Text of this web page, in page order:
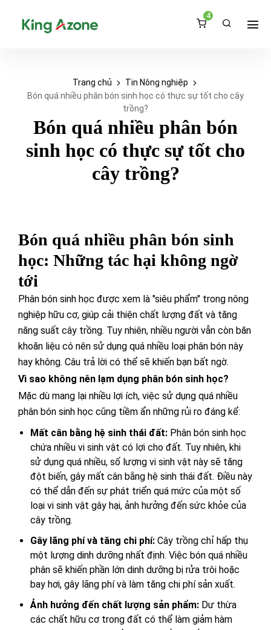
4
Trang chủ
Tin Nông nghiệp
Bón quá nhiều phân bón sinh học có thực sự tốt cho cây
trồng?
Bón quá nhiều phân bón
sinh học có thực sự tốt cho
cây trồng?
Bón quá nhiều phân bón sinh
học: Những tác hại không ngờ
tới
Phân bón sinh học được xem là "siêu phẩm" trong nông
nghiệp hữu cơ, giúp cải thiện chất lượng đất và tăng
năng suất cây trồng. Tuy nhiên, nhiều người vẫn còn băn
khoăn liệu có nên sử dụng quá nhiều loại phân bón này
hay không. Câu trả lời có thể sẽ khiến bạn bất ngờ.
Vì sao không nên lạm dụng phân bón sinh học?
Mặc dù mang lại nhiều lợi ích, việc sử dụng quá nhiều
phân bón sinh học cũng tiềm ẩn những rủi ro đáng kể:
Mất cân bằng hệ sinh thái đất: Phân bón sinh học
chứa nhiều vi sinh vật có lợi cho đất. Tuy nhiên, khi
sử dụng quá nhiều, số lượng vi sinh vật này sẽ tăng
đột biến, gây mất cân bằng hệ sinh thái đất. Điều này
có thể dẫn đến sự phát triển quá mức của một số
loại vi sinh vật gây hại, ảnh hưởng đến sức khỏe của
cây trồng.
Gây lãng phí và tăng chi phí: Cây trồng chỉ hấp thụ
một lượng dinh dưỡng nhất định. Việc bón quá nhiều
phân sẽ khiến phần lớn dinh dưỡng bị rửa trôi hoặc
bay hơi, gây lãng phí và làm tăng chi phí sản xuất.
Ảnh hưởng đến chất lượng sản phẩm: Dư thừa
các chất hữu cơ trong đất có thể làm giảm hàm